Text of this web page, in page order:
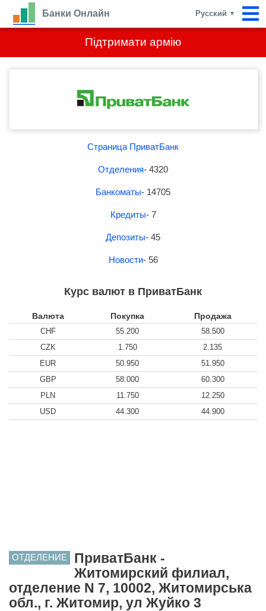
Підтримати армію
Банки Онлайн Русский ▼
Страница ПриватБанк
Отделения- 4320
Банкоматы- 14705
Кредиты- 7
Депозиты- 45
Новости- 56
Курс валют в ПриватБанк
Валюта Покупка Продажа
CHF 55.200
58.500
CZK
1.750
2.135
EUR
50.950
51.950
GBP
58.000
60.300
PLN
11.750
12.250
USD
44.300 44.900
ОТДЕЛЕНИЕ
ПриватБанк -
Житомирский филиал,
отделение N 7, 10002, Житомирська
обл., г. Житомир, ул Жуйко 3